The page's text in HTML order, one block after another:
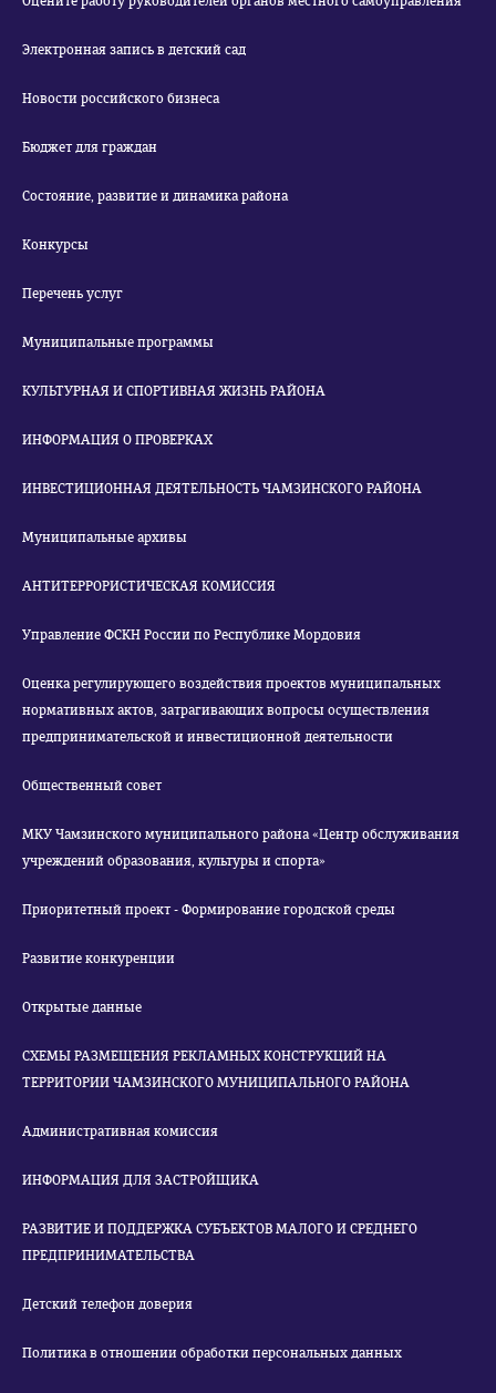
Электронная запись в детский сад
Новости российского бизнеса
Бюджет для граждан
Состояние, развитие и динамика района
Конкурсы
Перечень услуг
Муниципальные программы
КУЛЬТУРНАЯ И СПОРТИВНАЯ ЖИЗНЬ РАЙОНА
ИНФОРМАЦИЯ О ПРОВЕРКАХ
ИНВЕСТИЦИОННАЯ ДЕЯТЕЛЬНОСТЬ ЧАМЗИНСКОГО РАЙОНА
Муниципальные архивы
АНТИТЕРРОРИСТИЧЕСКАЯ КОМИССИЯ
Управление ФСКН России по Республике Мордовия
Оценка регулирующего воздействия проектов муниципальных
нормативных актов, затрагивающих вопросы осуществления
предпринимательской и инвестиционной деятельности
Общественный совет
МКУ Чамзинского муниципального района «Центр обслуживания
учреждений образования, культуры и спорта»
Приоритетный проект - Формирование городской среды
Развитие конкуренции
Открытые данные
СХЕМЫ РАЗМЕЩЕНИЯ РЕКЛАМНЫХ КОНСТРУКЦИЙ НА
ТЕРРИТОРИИ ЧАМЗИНСКОГО МУНИЦИПАЛЬНОГО РАЙОНА
Административная комиссия
ИНФОРМАЦИЯ ДЛЯ ЗАСТРОЙЩИКА
РАЗВИТИЕ И ПОДДЕРЖКА СУБЪЕКТОВ МАЛОГО И СРЕДНЕГО
ПРЕДПРИНИМАТЕЛЬСТВА
Детский телефон доверия
Политика в отношении обработки персональных данных